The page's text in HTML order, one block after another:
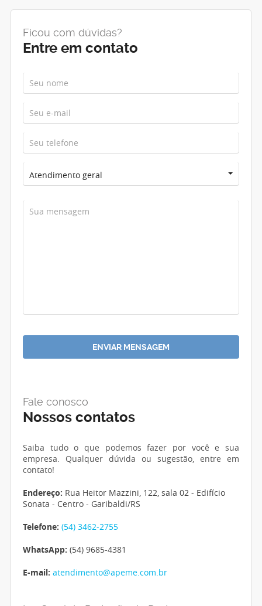
Ficou com dúvidas?
Entre em contato
Atendimento geral
Fale conosco
Nossos contatos
Saiba tudo o que podemos fazer por você e sua
empresa. Qualquer dúvida ou sugestão, entre em
contato!
Endereço: Rua Heitor Mazzini, 122, sala 02 - Edifício
Sonata - Centro - Garibaldi/RS
Telefone: (54) 3462-2755
WhatsApp: (54) 9685-4381
E-mail: atendimento@apeme.com.br